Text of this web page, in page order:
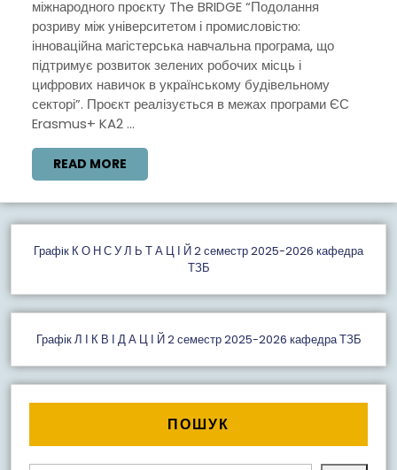
ПРОЄКТУ
THE
BRIDGE
міжнародного проєкту The BRIDGE “Подолання
розриву між університетом і промисловістю:
інноваційна магістерська навчальна програма, що
підтримує розвиток зелених робочих місць і
цифрових навичок в українському будівельному
секторі”. Проєкт реалізується в межах програми ЄС
Erasmus+ KA2 ...
READ MORE
MORE
Графiк К О Н С У Л Ь Т А Ц І Й 2 семестр 2025-2026 кафедра
ТЗБ
Графік Л І К В І Д А Ц І Й 2 семестр 2025-2026 кафедра ТЗБ
ПОШУК